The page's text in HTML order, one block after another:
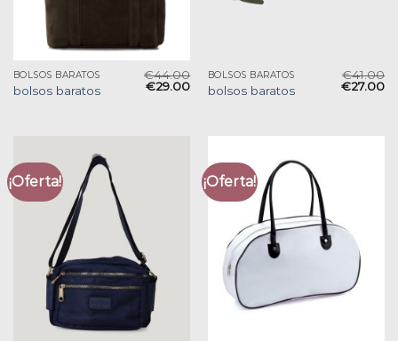
BOLSOS BARATOS
bolsos baratos
€44.00
€29.00
BOLSOS BARATOS
bolsos baratos
€41.00
€27.00
¡Oferta! ¡Oferta!